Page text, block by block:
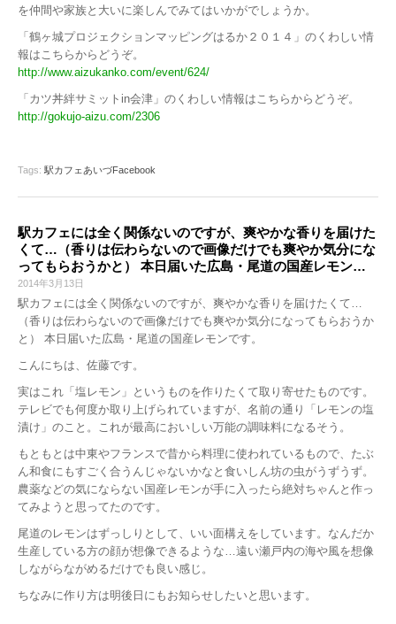
を仲間や家族と大いに楽しんでみてはいかがでしょうか。
「鶴ヶ城プロジェクションマッピングはるか２０１４」のくわしい情
報はこちらからどうぞ。
http://www.aizukanko.com/event/624/
「カツ丼絆サミットin会津」のくわしい情報はこちらからどうぞ。
http://gokujo-aizu.com/2306
Tags: 駅カフェあいづFacebook
駅カフェには全く関係ないのですが、爽やかな香りを届けた
くて…（香りは伝わらないので画像だけでも爽やか気分にな
ってもらおうかと） 本日届いた広島・尾道の国産レモン…
2014年3月13日
駅カフェには全く関係ないのですが、爽やかな香りを届けたくて…
（香りは伝わらないので画像だけでも爽やか気分になってもらおうか
と） 本日届いた広島・尾道の国産レモンです。
こんにちは、佐藤です。
実はこれ「塩レモン」というものを作りたくて取り寄せたものです。
テレビでも何度か取り上げられていますが、名前の通り「レモンの塩
漬け」のこと。これが最高においしい万能の調味料になるそう。
もともとは中東やフランスで昔から料理に使われているもので、たぶ
ん和食にもすごく合うんじゃないかなと食いしん坊の虫がうずうず。
農薬などの気にならない国産レモンが手に入ったら絶対ちゃんと作っ
てみようと思ってたのです。
尾道のレモンはずっしりとして、いい面構えをしています。なんだか
生産している方の顔が想像できるような…遠い瀬戸内の海や風を想像
しながらながめるだけでも良い感じ。
ちなみに作り方は明後日にもお知らせしたいと思います。